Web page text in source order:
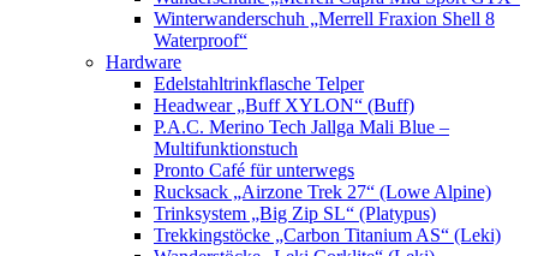
Winterwanderschuh „Merrell Fraxion Shell 8
Waterproof“
Hardware
Edelstahltrinkflasche Telper
Headwear „Buff XYLON“ (Buff)
P.A.C. Merino Tech Jallga Mali Blue –
Multifunktionstuch
Pronto Café für unterwegs
Rucksack „Airzone Trek 27“ (Lowe Alpine)
Trinksystem „Big Zip SL“ (Platypus)
Trekkingstöcke „Carbon Titanium AS“ (Leki)